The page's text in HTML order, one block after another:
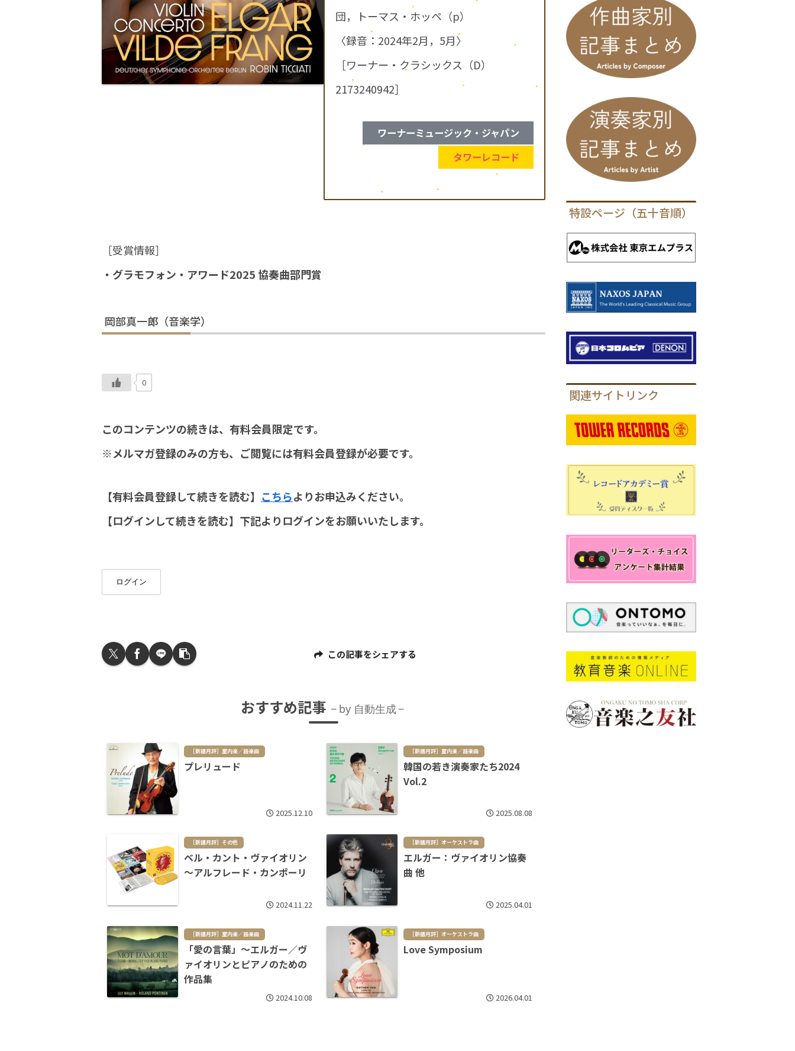
団，トーマス・ホッペ（p）
〈録音：2024年2月，5月〉
［ワーナー・クラシックス（D）
2173240942］
ワーナーミュージック・ジャパン
タワーレコード
［受賞情報］
・グラモフォン・アワード2025 協奏曲部門賞
岡部真一郎（音楽学）
0
このコンテンツの続きは、有料会員限定です。
※メルマガ登録のみの方も、ご閲覧には有料会員登録が必要です。
【有料会員登録して続きを読む】 こちらよりお申込みください。
【ログインして続きを読む】下記よりログインをお願いいたします。
ログイン
この記事をシェアする
おすすめ記事 by 自動生成
［新譜月評］室内楽／器楽曲
プレリュード
2025.12.10
［新譜月評］室内楽／器楽曲
韓国の若き演奏家たち2024
Vol.2
2025.08.08
［新譜月評］その他
ベル・カント・ヴァイオリン
～アルフレード・カンポーリ
2024.11.22
［新譜月評］オーケストラ曲
エルガー：ヴァイオリン協奏
曲 他
2025.04.01
［新譜月評］室内楽／器楽曲
「愛の言葉」～エルガー／ヴ
ァイオリンとピアノのための
作品集
2024.10.08
［新譜月評］オーケストラ曲
Love Symposium
2026.04.01
特設ページ（五十音順）
関連サイトリンク